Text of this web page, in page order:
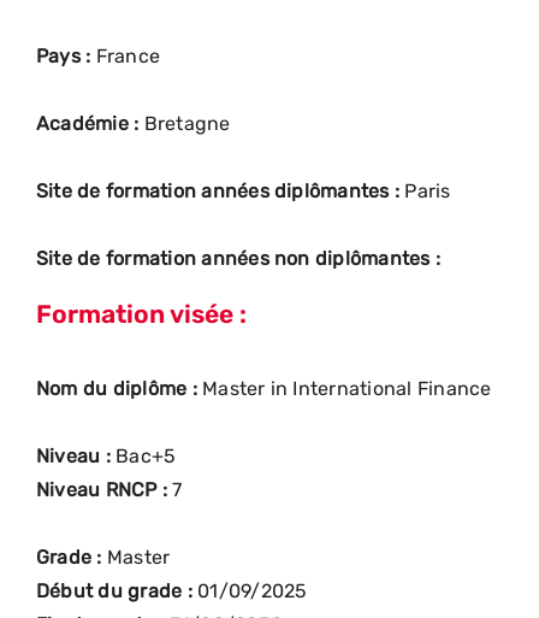
Pays : France
Académie : Bretagne
Site de formation années diplômantes : Paris
Site de formation années non diplômantes :
Formation visée :
Nom du diplôme : Master in International Finance
Niveau : Bac+5
Niveau RNCP :7
Grade : Master
Début du grade : 01/09/2025